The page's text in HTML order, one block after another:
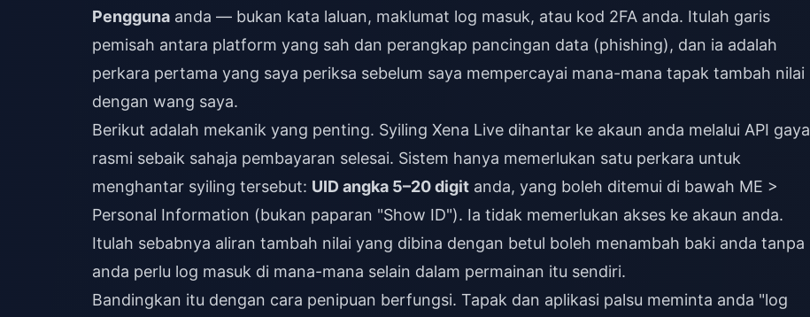
Pengguna anda — bukan kata laluan, maklumat log masuk, atau kod 2FA anda. Itulah garis
pemisah antara platform yang sah dan perangkap pancingan data (phishing), dan ia adalah
perkara pertama yang saya periksa sebelum saya mempercayai mana-mana tapak tambah nilai
dengan wang saya.
Berikut adalah mekanik yang penting. Syiling Xena Live dihantar ke akaun anda melalui API gaya
rasmi sebaik sahaja pembayaran selesai. Sistem hanya memerlukan satu perkara untuk
menghantar syiling tersebut: UID angka 5–20 digit anda, yang boleh ditemui di bawah ME >
Personal Information (bukan paparan "Show ID"). Ia tidak memerlukan akses ke akaun anda.
Itulah sebabnya aliran tambah nilai yang dibina dengan betul boleh menambah baki anda tanpa
anda perlu log masuk di mana-mana selain dalam permainan itu sendiri.
Bandingkan itu dengan cara penipuan berfungsi. Tapak dan aplikasi palsu meminta anda "log